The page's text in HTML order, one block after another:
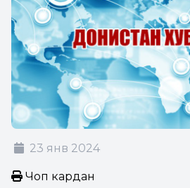
23 янв 2024
Чоп кардан